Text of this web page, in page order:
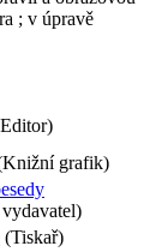
; v úpravě
grafik)
(Tiskař)